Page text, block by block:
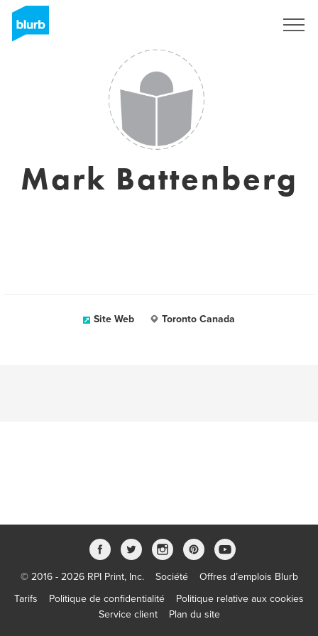
Mark Battenberg
Site Web Toronto Canada
© 2016 - 2026 RPI Print, Inc. Société
Offres d’emplois Blurb
Tarifs
Politique de confidentialité
Politique relative aux cookies
Service client
Plan du site